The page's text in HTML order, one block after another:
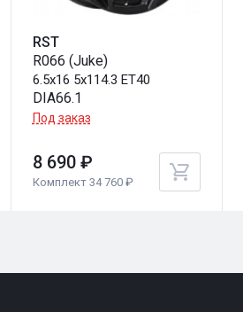
RST
R066 (Juke)
6.5x16 5x114.3 ET40
DIA66.1
Под заказ
8 690 ₽
Комплект 34 760 ₽